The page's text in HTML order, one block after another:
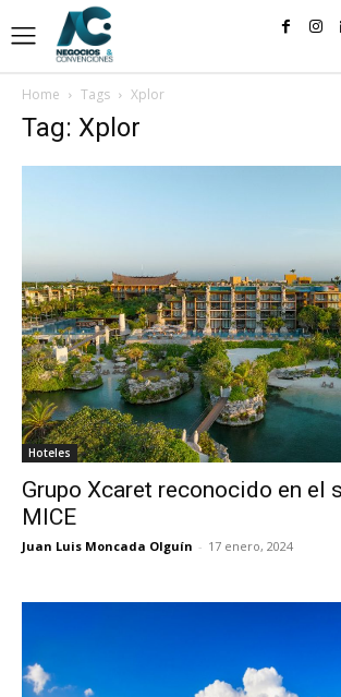
Home Tags Xplor
Tag: Xplor
Hoteles
Grupo Xcaret reconocido en el
MICE
Juan Luis Moncada Olguín - 17 enero, 2024